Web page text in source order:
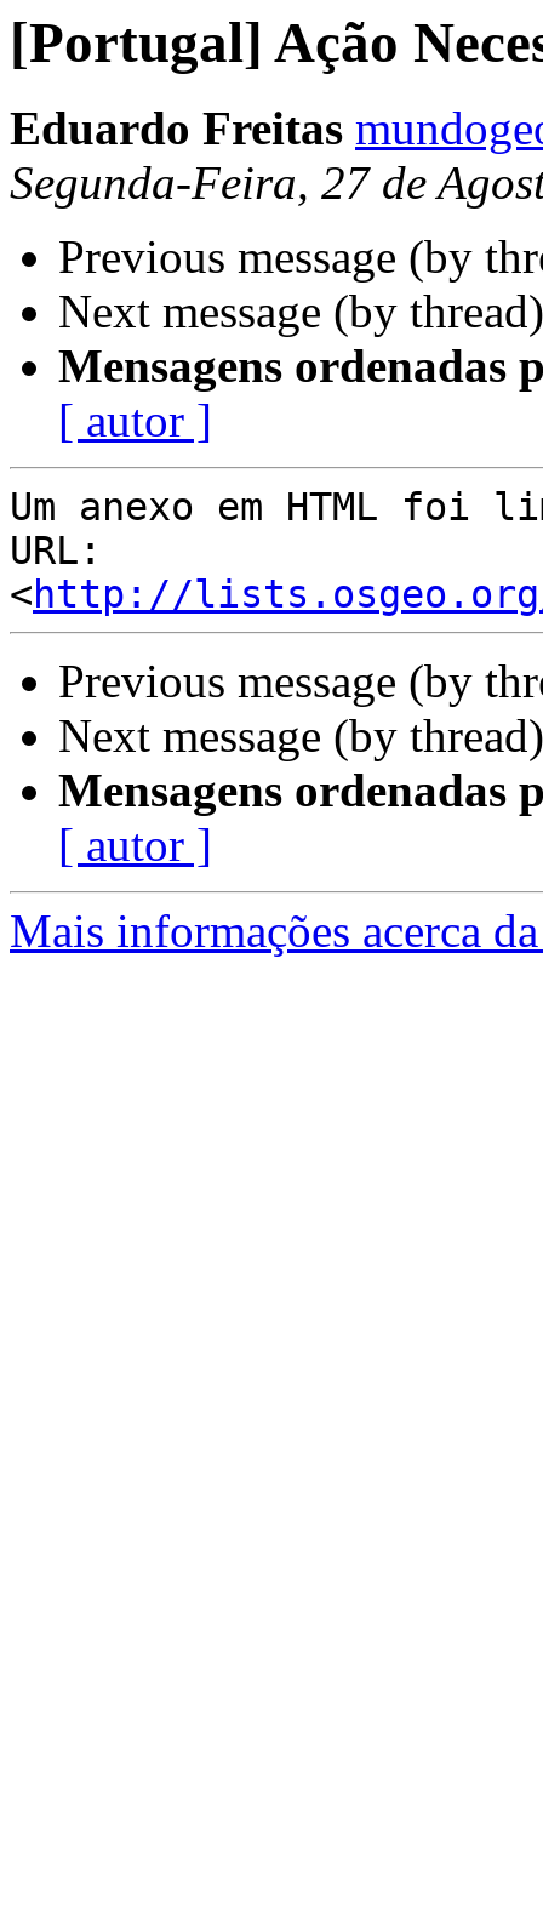
[Portugal] Ação
Eduardo Freitas
Segunda-Feira, 27 de
Previous message (by
Next message (by
Mensagens ordenadas
[ autor ]
Um anexo em HTML foi
URL:
<http://lists.osgeo.org/
Previous message (by
Next message (by
Mensagens ordenadas
[ autor ]
Mais informações acerca